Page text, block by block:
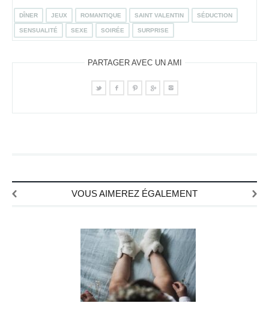
DÎNER JEUX ROMANTIQUE SAINT VALENTIN SÉDUCTION
SENSUALITÉ SEXE SOIRÉE SURPRISE
PARTAGER AVEC UN AMI
VOUS AIMEREZ ÉGALEMENT